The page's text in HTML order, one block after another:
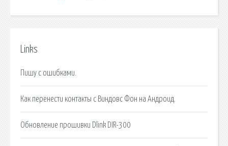
Links
Пишу с ошибками.
Как перенести контакты с Виндовс Фон на Андроид.
Обновление прошивки Dlink DIR-300